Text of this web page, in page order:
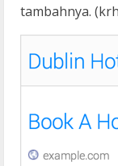
tambahnya.